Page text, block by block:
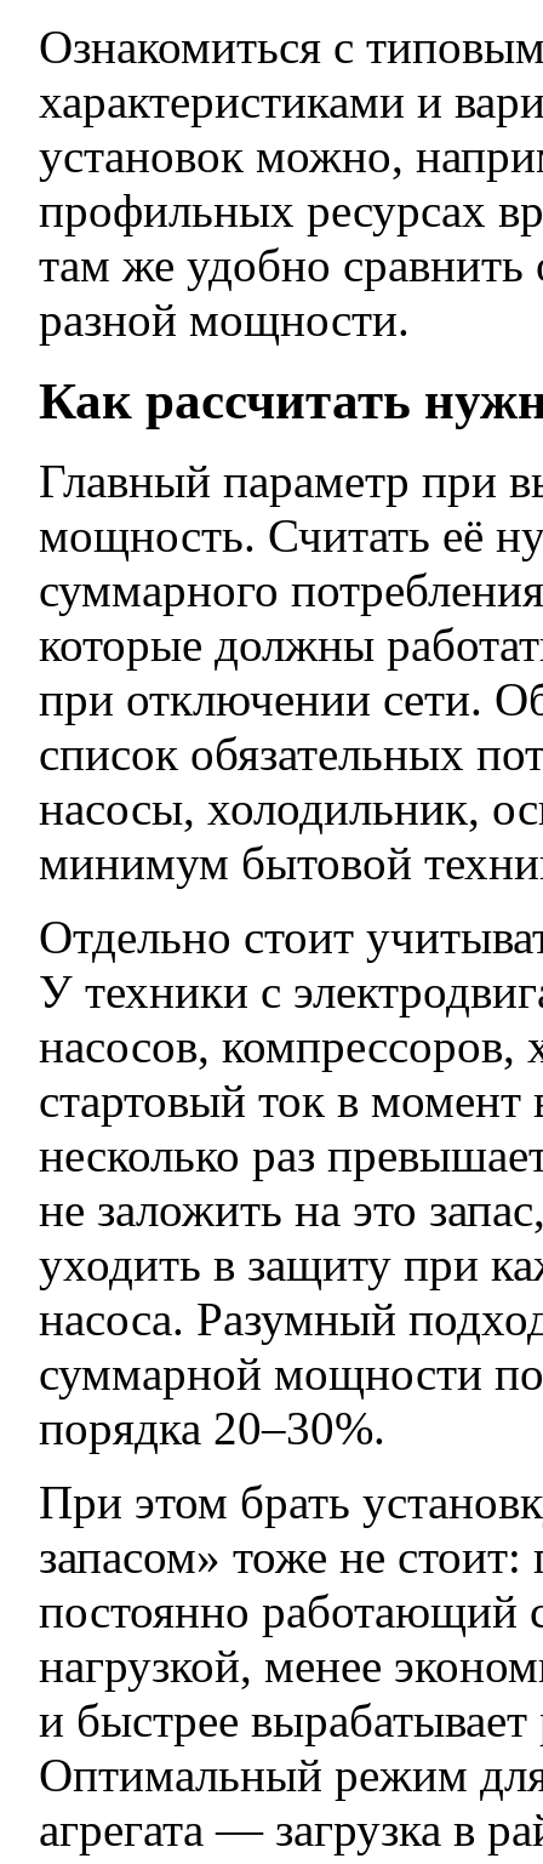
Ознакомиться с
характеристиками и
установок можно,
профильных ресурсах
там же удобно сравнить
разной мощности.
Как рассчитать
Главный параметр при
мощность. Считать её
суммарного
которые должны
при отключении сети.
список обязательных
насосы, холодильник,
минимум бытовой
Отдельно стоит
У техники с
насосов,
стартовый ток в момент
несколько раз
не заложить на это
уходить в защиту при
насоса. Разумный
суммарной мощности
порядка 20–30%.
При этом брать
запасом» тоже не стоит:
постоянно работающий
нагрузкой, менее
и быстрее вырабатывает
Оптимальный режим
агрегата — загрузка в